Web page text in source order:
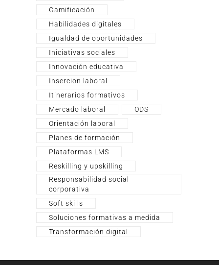
Gamificación
Habilidades digitales
Igualdad de oportunidades
Iniciativas sociales
Innovación educativa
Insercion laboral
Itinerarios formativos
Mercado laboral
ODS
Orientación laboral
Planes de formación
Plataformas LMS
Reskilling y upskilling
Responsabilidad social
corporativa
Soft skills
Soluciones formativas a medida
Transformación digital